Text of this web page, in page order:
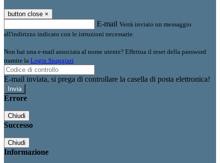
button close ×
E-mail Verrà inviato un messaggio
all'indirizzo indicato con le istruzioni necessarie.
Non hai una e-mail associata al nome utente? Effettua il reset della password
tramite la Login Spaggiari
E-mail inviata, si prega di controllare la casella di posta elettronica!
Errore
Chiudi
Successo
Chiudi
Informazione